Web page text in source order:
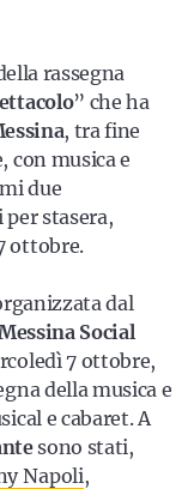
iscriviti alla
rassegna
” che ha
, tra fine
con musica e
due
stasera,
ottobre.
dal
Social
7 ottobre,
della musica e
e cabaret. A
sono stati,
Napoli,